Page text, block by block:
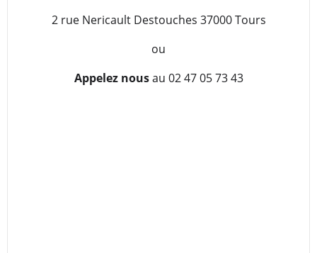
2 rue Nericault Destouches 37000 Tours
ou
Appelez nousau 02 47 05 73 43